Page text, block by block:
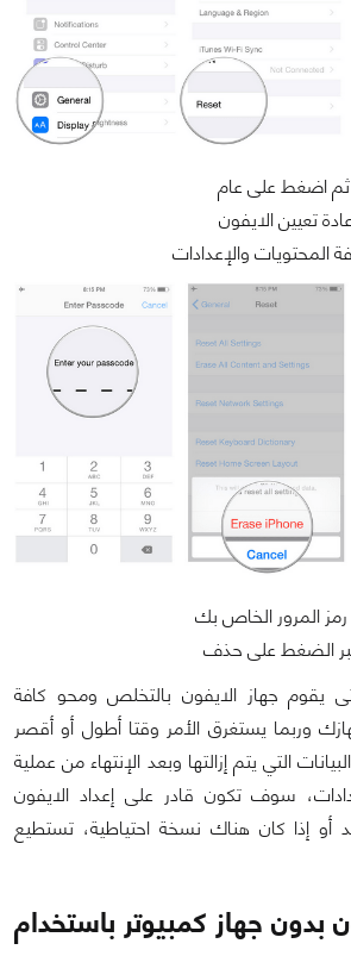
ثم اضغط على عام
تعيين الايفون
والإعدادات
المرور الخاص بك
عبر الضغط على حذف
يقوم جهاز الايفون بالتخلص ومحو كافة
وربما يستغرق الأمر وقتا أطول أو أقصر
التي يتم إزالتها وبعد الإنتهاء من عملية
سوف تكون قادر على إعداد الايفون
إذا كان هناك نسخة احتياطية، تستطيع
بدون جهاز كمبيوتر باستخدام